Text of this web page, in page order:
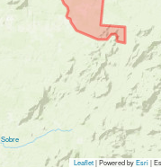
Sobre
Leaflet| Powered byEsri|